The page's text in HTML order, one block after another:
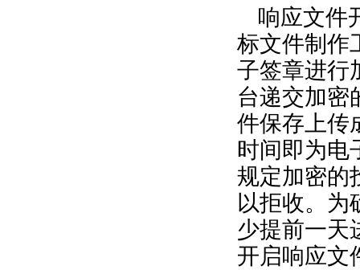
响应文件
标文件制作
子签章进行
台递交加密
件保存上传
时间即为电
规定加密的
以拒收。为
少提前一天
开启响应文